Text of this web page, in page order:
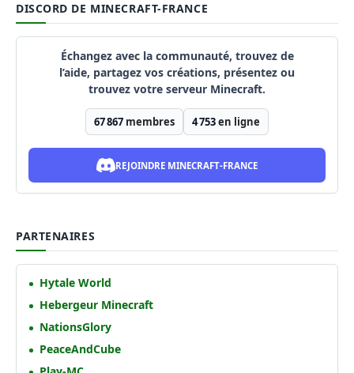
DISCORD DE MINECRAFT-FRANCE
Échangez avec la communauté, trouvez de
l’aide, partagez vos créations, présentez ou
trouvez votre serveur Minecraft.
67 867 membres 4 753en ligne
REJOINDRE MINECRAFT-FRANCE
PARTENAIRES
Hytale World
Hebergeur Minecraft
NationsGlory
PeaceAndCube